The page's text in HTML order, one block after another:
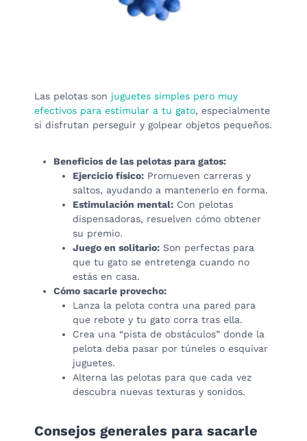
Las pelotas son juguetes simples pero muy
efectivos para estimular a tu gato, especialmente
si disfrutan perseguir y golpear objetos pequeños.
Beneficios de las pelotas para gatos:
Ejercicio físico: Promueven carreras y
saltos, ayudando a mantenerlo en forma.
Estimulación mental: Con pelotas
dispensadoras, resuelven cómo obtener
su premio.
Juego en solitario: Son perfectas para
que tu gato se entretenga cuando no
estás en casa.
Cómo sacarle provecho:
Lanza la pelota contra una pared para
que rebote y tu gato corra tras ella.
Crea una “pista de obstáculos” donde la
pelota deba pasar por túneles o esquivar
juguetes.
Alterna las pelotas para que cada vez
descubra nuevas texturas y sonidos.
Consejos generales para sacarle